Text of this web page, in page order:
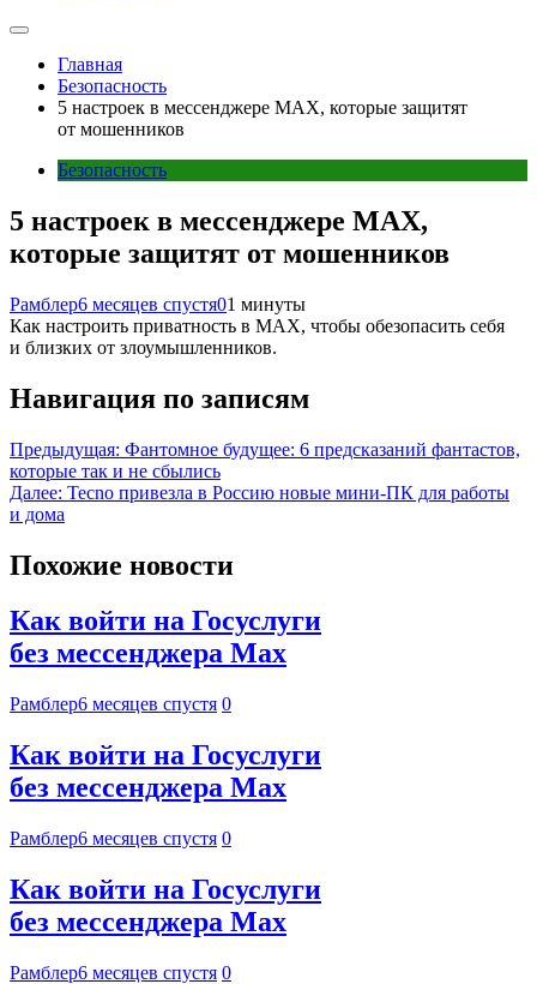
Главная
Безопасность
5 настроек в мессенджере MAX, которые защитят
от мошенников
Безопасность
5 настроек в мессенджере MAX,
которые защитят от мошенников
Рамблер6 месяцев спустя01 минуты
Как настроить приватность в MAX, чтобы обезопасить себя
и близких от злоумышленников.
Навигация по записям
Предыдущая: Фантомное будущее: 6 предсказаний фантастов,
которые так и не сбылись
Далее: Tecno привезла в Россию новые мини-ПК для работы
и дома
Похожие новости
Как войти на Госуслуги
без мессенджера Max
Рамблер6 месяцев спустя 0
Как войти на Госуслуги
без мессенджера Max
Рамблер6 месяцев спустя 0
Как войти на Госуслуги
без мессенджера Max
Рамблер6 месяцев спустя 0